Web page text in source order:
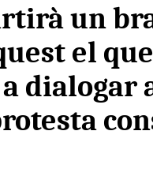
un
el
dialogar